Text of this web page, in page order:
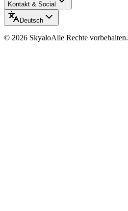
Kontakt & Social
Deutsch
© 2026 SkyaloAlle Rechte vorbehalten.